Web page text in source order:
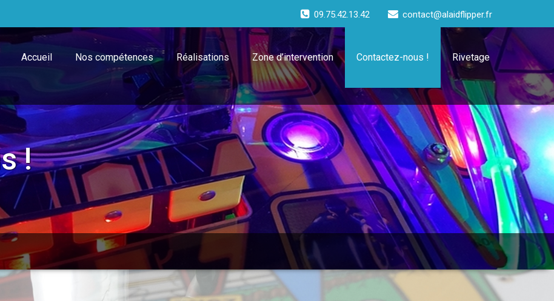
09.75.42.13.42 contact@alaidflipper.fr
Accueil Nos compétences Réalisations Zone d’intervention Contactez-nous ! Rivetage
!